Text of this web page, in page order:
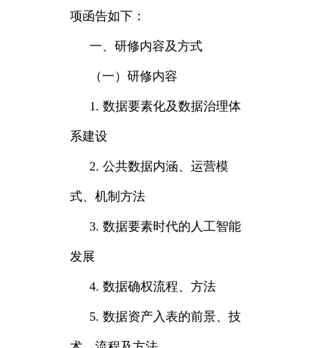
项函告如下：
一、研修内容及方式
（一）研修内容
1. 数据要素化及数据治理体
系建设
2. 公共数据内涵、运营模
式、机制方法
3. 数据要素时代的人工智能
发展
4. 数据确权流程、方法
5. 数据资产入表的前景、技